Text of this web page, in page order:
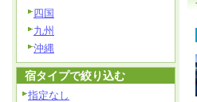
四国
九州
沖縄
宿タイプで絞り込む
指定なし